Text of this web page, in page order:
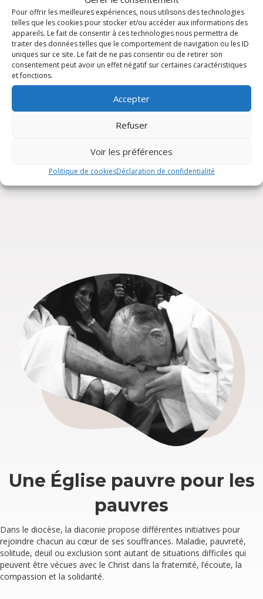
Pour offrir les meilleures expériences, nous utilisons des technologies
telles que les cookies pour stocker et/ou accéder aux informations des
appareils. Le fait de consentir à ces technologies nous permettra de
traiter des données telles que le comportement de navigation ou les ID
uniques sur ce site. Le fait de ne pas consentir ou de retirer son
consentement peut avoir un effet négatif sur certaines caractéristiques
et fonctions.
Accepter
Refuser
Voir les préférences
Politique de cookiesDéclaration de confidentialité
Fin d’année de la Communion Saint Lazare
Slide group 1
Slide group 2
Slide group 3
Slide group 4
Tous les articles
Une Église pauvre pour les
pauvres
Dans le diocèse, la diaconie propose différentes initiatives pour
rejoindre chacun au cœur de ses souffrances. Maladie, pauvreté,
solitude, deuil ou exclusion sont autant de situations difficiles qui
peuvent être vécues avec le Christ dans la fraternité, l’écoute, la
compassion et la solidarité.